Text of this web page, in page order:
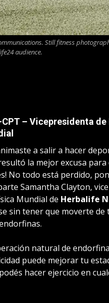
Still fitness
audience.
– Vicepresidenta
a salir a hacer
la mejor excusa para
No todo está perdido,
Samantha Clayton,
Mundial de Herbalife
sin tener que moverte de
natural de
puede mejorar tu
hacer ejercicio en